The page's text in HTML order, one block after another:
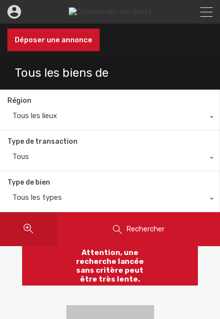
Déposer une annonce
Tous les biens de
Région
Tous les lieux
Type de transaction
Tous
Type de bien
Tous les types
Rechercher
Attention, une
recherche lancée
sans critère peut
être très lente.